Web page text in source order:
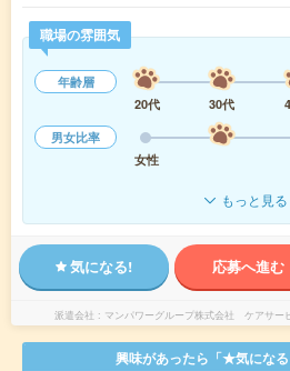
職場の雰囲気
年齢層
20代
30代
男女比率
女性
もっと見る
気になる! 応募へ進む
派遣会社 マンパワーグループ株式会社 ケアサー
興味があったら「★気になる